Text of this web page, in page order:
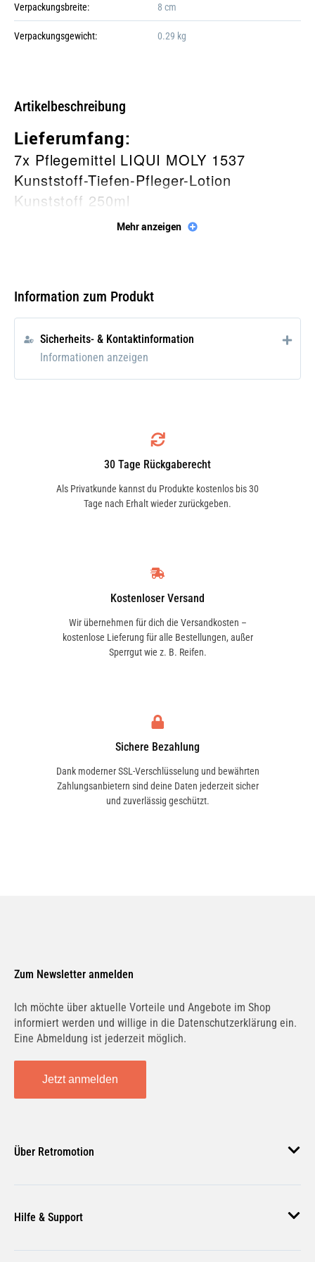
Verpackungsbreite: 8 cm
Verpackungsgewicht: 0.29 kg
Artikelbeschreibung
Lieferumfang:
7x Pflegemittel LIQUI MOLY 1537
Kunststoff-Tiefen-Pfleger-Lotion
Kunststoff 250ml
Kunststoff- und Gummiteile und frischt
Kunststoff, sorgt für optimalen
Langzeitschutz und verleiht mattseidenen
Glanz. Wirkt antistatisch und
Für alle Kunststoffoberflächen im Innen-
Campinggeräten, Sportartikeln uvm.
Die zu behandelnden Teile vorreinigen.
Anschließend auf weiches Tuch
aufbringen und leicht verreiben. Bei
Bedarf trocken nachreiben. Regelmäßige
Mehr anzeigen
Information zum Produkt
Sicherheits- & Kontaktinformation
Informationen anzeigen
30 Tage Rückgaberecht
Als Privatkunde kannst du Produkte kostenlos bis 30
Tage nach Erhalt wieder zurückgeben.
Kostenloser Versand
Wir übernehmen für dich die Versandkosten –
kostenlose Lieferung für alle Bestellungen, außer
Sperrgut wie z. B. Reifen.
Sichere Bezahlung
Dank moderner SSL-Verschlüsselung und bewährten
Zahlungsanbietern sind deine Daten jederzeit sicher
und zuverlässig geschützt.
Zum Newsletter anmelden
Ich möchte über aktuelle Vorteile und Angebote im Shop
informiert werden und willige in die Datenschutzerklärung ein.
Eine Abmeldung ist jederzeit möglich.
Jetzt anmelden
Über Retromotion
Unsere Jobs
Magazin
Hilfe & Support